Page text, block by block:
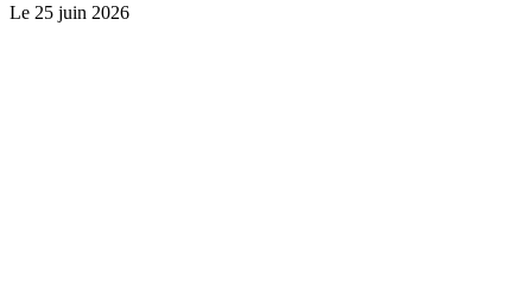
Le 25 juin 2026